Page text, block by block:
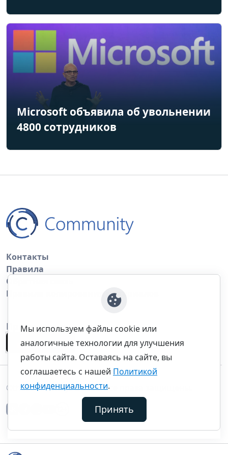
Microsoft объявила об увольнении
4800 сотрудников
Контакты
Правила
Обратная связь
Правила копирования материалов
Приложение
©thecommunity.ru 2026. Все права защищены.
Мы используем файлы cookie или
аналогичные технологии для улучшения
работы сайта. Оставаясь на сайте, вы
соглашаетесь с нашей Политикой
конфиденциальности.
Принять